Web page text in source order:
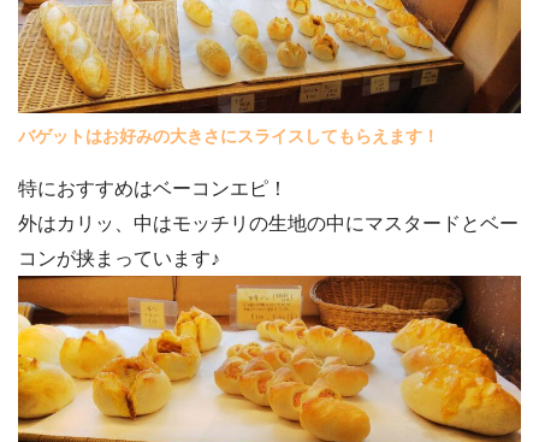
バゲットはお好みの大きさにスライスしてもらえます！
特におすすめはベーコンエピ！
外はカリッ、中はモッチリの生地の中にマスタードとベー
コンが挟まっています♪